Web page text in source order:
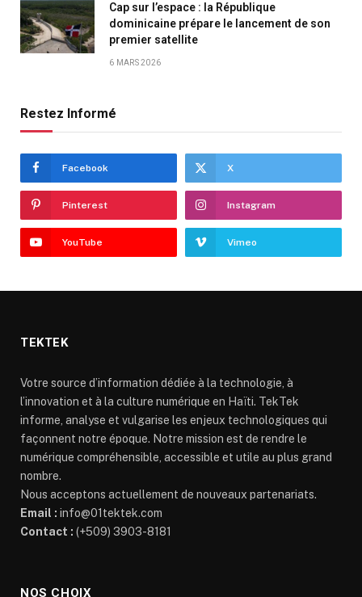
Cap sur l’espace : la République
dominicaine prépare le lancement de son
premier satellite
6 MARS 2026
Restez Informé
Facebook X
Pinterest Instagram
YouTube Vimeo
TEKTEK
Votre source d’information dédiée à la technologie, à
l’innovation et à la culture numérique en Haïti. TekTek
informe, analyse et vulgarise les enjeux technologiques qui
façonnent notre époque. Notre mission est de rendre le
numérique compréhensible, accessible et utile au plus grand
nombre.
Nous acceptons actuellement de nouveaux partenariats.
Email : info@01tektek.com
Contact : (+509) 3903-8181
NOS CHOIX